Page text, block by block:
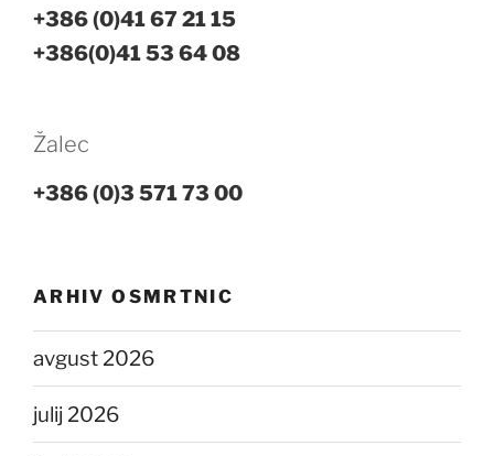
+386 (0)41 67 21 15
+386(0)41 53 64 08
Žalec
+386 (0)3 571 73 00
ARHIV OSMRTNIC
avgust 2026
julij 2026